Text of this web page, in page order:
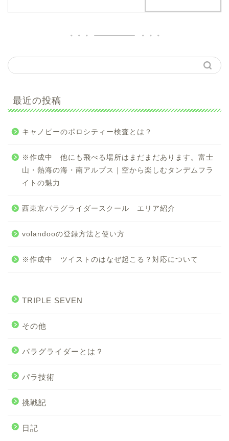
最近の投稿
キャノピーのポロシティー検査とは？
※作成中 他にも飛べる場所はまだまだあります。富士
山・熱海の海・南アルプス｜空から楽しむタンデムフラ
イトの魅力
西東京パラグライダースクール エリア紹介
volandooの登録方法と使い方
※作成中 ツイストのはなぜ起こる？対応について
TRIPLE SEVEN
その他
パラグライダーとは？
パラ技術
挑戦記
日記